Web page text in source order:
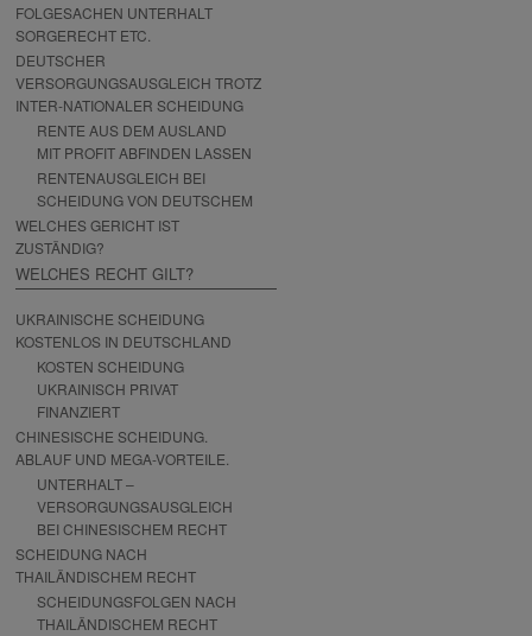
FOLGESACHEN UNTERHALT
SORGERECHT ETC.
DEUTSCHER
VERSORGUNGSAUSGLEICH TROTZ
INTER-NATIONALER SCHEIDUNG
RENTE AUS DEM AUSLAND
MIT PROFIT ABFINDEN LASSEN
RENTENAUSGLEICH BEI
SCHEIDUNG VON DEUTSCHEM
WELCHES GERICHT IST
ZUSTÄNDIG?
WELCHES RECHT GILT?
UKRAINISCHE SCHEIDUNG
KOSTENLOS IN DEUTSCHLAND
KOSTEN SCHEIDUNG
UKRAINISCH PRIVAT
FINANZIERT
CHINESISCHE SCHEIDUNG.
ABLAUF UND MEGA-VORTEILE.
UNTERHALT –
VERSORGUNGSAUSGLEICH
BEI CHINESISCHEM RECHT
SCHEIDUNG NACH
THAILÄNDISCHEM RECHT
SCHEIDUNGSFOLGEN NACH
THAILÄNDISCHEM RECHT